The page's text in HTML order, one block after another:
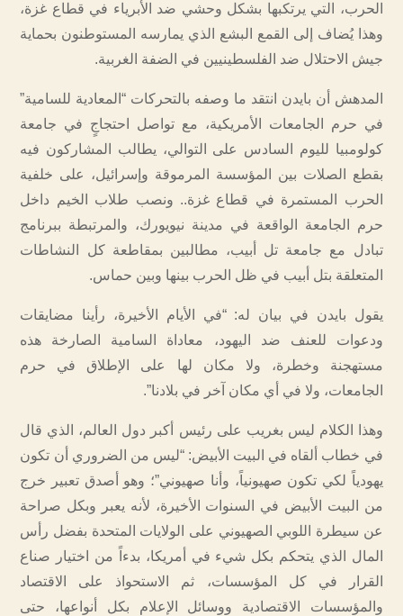
الحرب، التي يرتكبها بشكل وحشي ضد الأبرياء في قطاع غزة،
وهذا يُضاف إلى القمع البشع الذي يمارسه المستوطنون بحماية
جيش الاحتلال ضد الفلسطينيين في الضفة الغربية.
المدهش أن بايدن انتقد ما وصفه بالتحركات “المعادية للسامية”
في حرم الجامعات الأمريكية، مع تواصل احتجاجٍ في جامعة
كولومبيا لليوم السادس على التوالي، يطالب المشاركون فيه
بقطع الصلات بين المؤسسة المرموقة وإسرائيل، على خلفية
الحرب المستمرة في قطاع غزة.. ونصب طلاب الخيم داخل
حرم الجامعة الواقعة في مدينة نيويورك، والمرتبطة ببرنامج
تبادل مع جامعة تل أبيب، مطالبين بمقاطعة كل النشاطات
المتعلقة بتل أبيب في ظل الحرب بينها وبين حماس.
يقول بايدن في بيان له: “في الأيام الأخيرة، رأينا مضايقات
ودعوات للعنف ضد اليهود، معاداة السامية الصارخة هذه
مستهجنة وخطرة، ولا مكان لها على الإطلاق في حرم
الجامعات، ولا في أي مكان آخر في بلادنا”.
وهذا الكلام ليس بغريب على رئيس أكبر دول العالم، الذي قال
في خطاب ألقاه في البيت الأبيض: “ليس من الضروري أن تكون
يهودياً لكي تكون صهيونياً، وأنا صهيوني”؛ وهو أصدق تعبير خرج
من البيت الأبيض في السنوات الأخيرة، لأنه يعبر وبكل صراحة
عن سيطرة اللوبي الصهيوني على الولايات المتحدة بفضل رأس
المال الذي يتحكم بكل شيء في أمريكا، بدءاً من اختيار صناع
القرار في كل المؤسسات، ثم الاستحواذ على الاقتصاد
والمؤسسات الاقتصادية ووسائل الإعلام بكل أنواعها، حتى